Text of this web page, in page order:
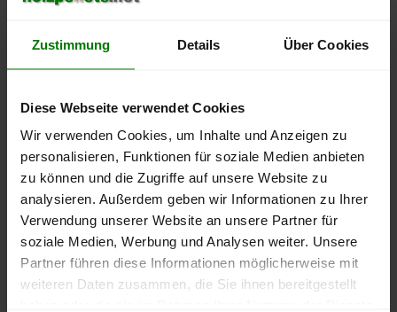
Zustimmung Details Über Cookies
Diese Webseite verwendet Cookies
Wir verwenden Cookies, um Inhalte und Anzeigen zu
personalisieren, Funktionen für soziale Medien anbieten
zu können und die Zugriffe auf unsere Website zu
analysieren. Außerdem geben wir Informationen zu Ihrer
Verwendung unserer Website an unsere Partner für
soziale Medien, Werbung und Analysen weiter. Unsere
Partner führen diese Informationen möglicherweise mit
weiteren Daten zusammen, die Sie ihnen bereitgestellt
lose Ware Sackware
September
2025
Januar
2026
Mai
2026
250 €
300 €
400 €
Die aktuelle Preisentwicklung für Holzpellets in Deutschland
können Sie jederzeit auf unsererPelletspreise-Seite